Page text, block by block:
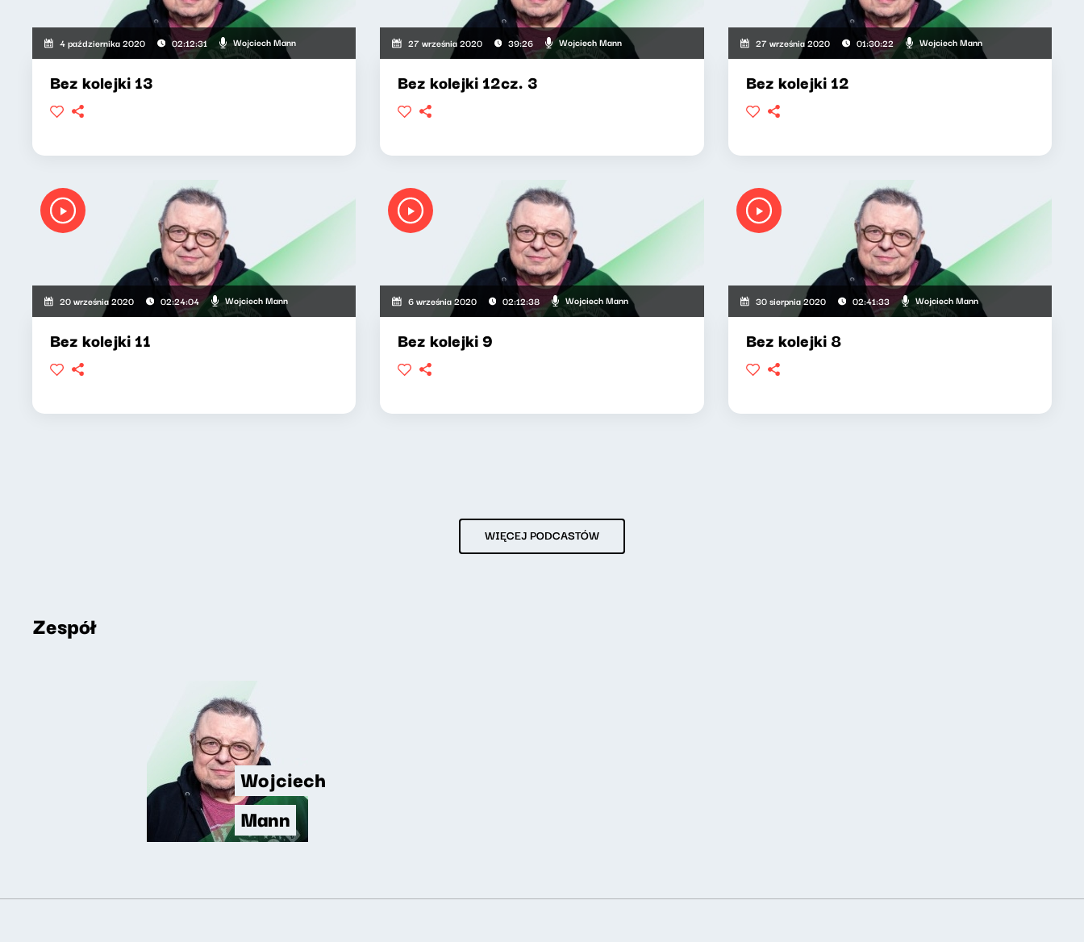
4 października 2020 02:12:31 Wojciech Mann
Bez kolejki 13
27 września 2020 39:26 Wojciech Mann
Bez kolejki 12cz. 3
27 września 2020 01:30:22 Wojciech Mann
Bez kolejki 12
20 września 2020 02:24:04 Wojciech Mann
Bez kolejki 11
6 września 2020 02:12:38 Wojciech Mann
Bez kolejki 9
30 sierpnia 2020 02:41:33 Wojciech Mann
Bez kolejki 8
WIĘCEJ PODCASTÓW
Zespół
Wojciech
Mann